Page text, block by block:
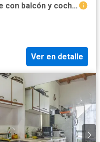
Departamento monoambiente con balcón y cochera en venta en Martinez
Ver en detalle